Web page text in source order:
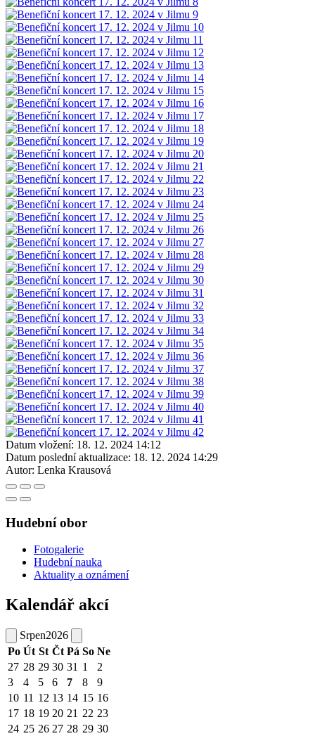
Datum vložení: 18. 12. 2024 14:12
Datum poslední aktualizace: 18. 12. 2024 14:29
Autor: Lenka Krausová
Hudební obor
Fotogalerie
Hudební nauka
Aktuality a oznámení
Kalendář akcí
Srpen2026
Po Út St Čt Pá So Ne
27 28 29 30 31 1
2
3
4 5 6 7 8
9
10 11 12 13 14 15 16
17 18 19 20 21 22 23
24 25 26 27 28 29 30